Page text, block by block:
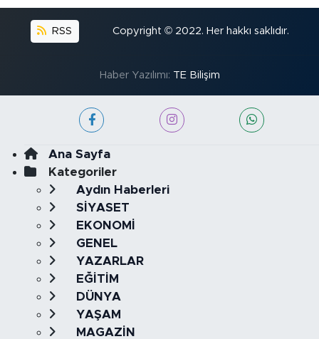
RSS Copyright © 2022. Her hakkı saklıdır.
Haber Yazılımı: TE Bilişim
Ana Sayfa
Kategoriler
Aydın Haberleri
SİYASET
EKONOMİ
GENEL
YAZARLAR
EĞİTİM
DÜNYA
YAŞAM
MAGAZİN